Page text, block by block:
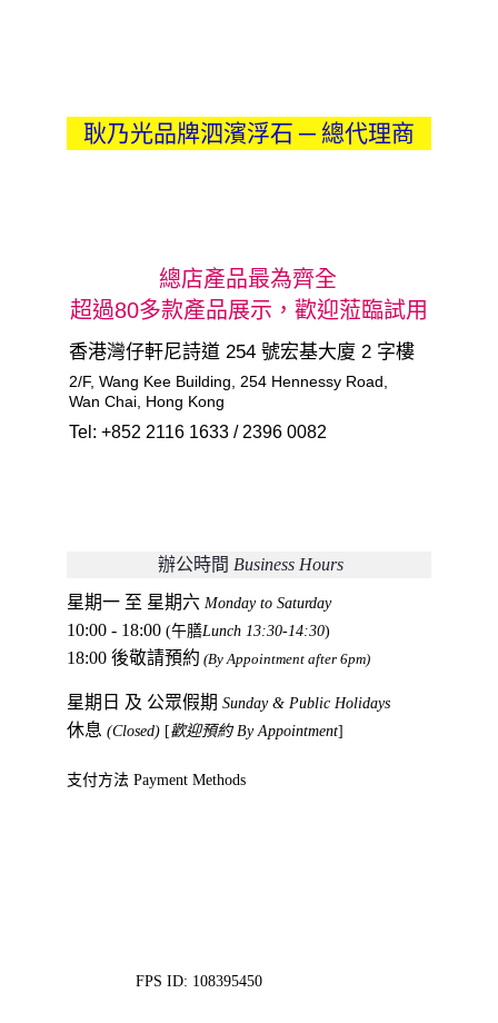
耿乃光品牌泗濱浮石 ─ 總代理商
香港灣仔軒尼詩道 254 號宏基大廈 2 字樓
2/F, Wang Kee Building, 254 Hennessy Road,
Wan Chai, Hong Kong
Tel: +852 2116 1633 / 2396 0082
支付方法 Payment Methods
FPS ID: 108395450
辦公時間 Business Hours
星期一 至 星期六 Monday to Saturday
10:00 - 18:00 (午膳Lunch 13:30-14:30)
18:00 後敬請預約 (By Appointment after 6pm)
星期日 及 公眾假期 Sunday & Public Holidays
休息 (Closed) [歡迎預約 By Appointment]
總店產品最為齊全
超過80多款產品展示，歡迎蒞臨試用